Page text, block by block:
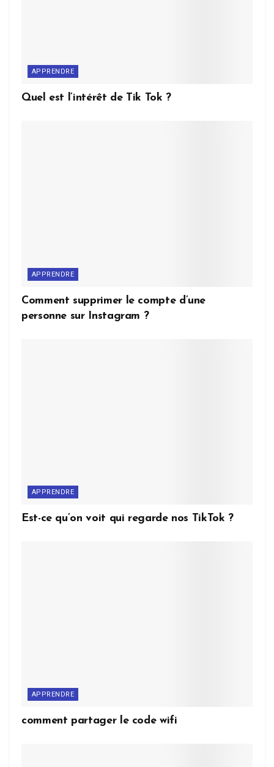
APPRENDRE
Quel est l’intérêt de Tik Tok ?
APPRENDRE
Comment supprimer le compte d’une
personne sur Instagram ?
APPRENDRE
Est-ce qu’on voit qui regarde nos TikTok ?
APPRENDRE
comment partager le code wifi